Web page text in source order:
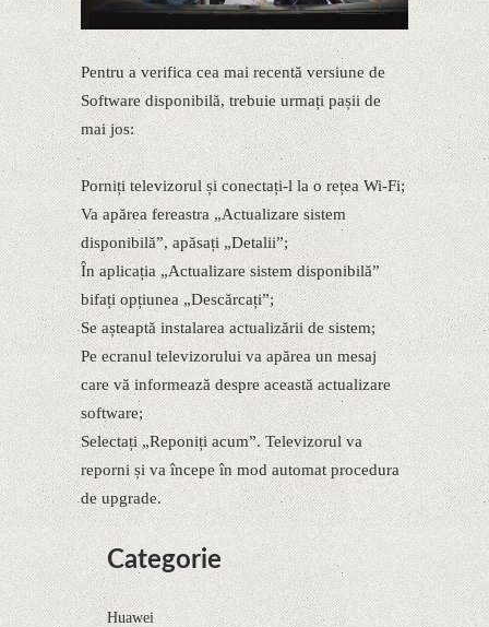
Pentru a verifica cea mai recentă versiune de
Software disponibilă, trebuie urmați pașii de
mai jos:
Porniți televizorul și conectați-l la o rețea Wi-Fi;
Va apărea fereastra „Actualizare sistem
disponibilă”, apăsați „Detalii”;
În aplicația „Actualizare sistem disponibilă”
bifați opțiunea „Descărcați”;
Se așteaptă instalarea actualizării de sistem;
Pe ecranul televizorului va apărea un mesaj
care vă informează despre această actualizare
software;
Selectați „Reponiți acum”. Televizorul va
reporni și va începe în mod automat procedura
de upgrade.
Categorie
Huawei